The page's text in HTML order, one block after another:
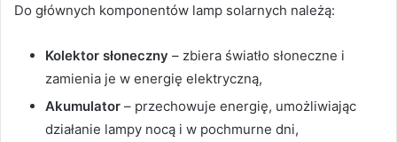
Do głównych komponentów lamp solarnych należą:
Kolektor słoneczny – zbiera światło słoneczne i
zamienia je w energię elektryczną,
Akumulator – przechowuje energię, umożliwiając
działanie lampy nocą i w pochmurne dni,